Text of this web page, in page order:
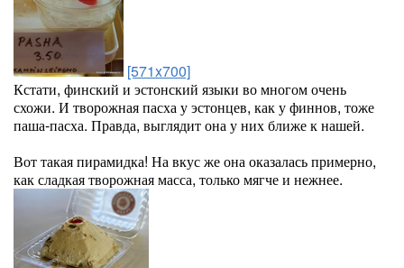
[571x700]
Кстати, финский и эстонский языки во многом очень
схожи. И творожная пасха у эстонцев, как у финнов, тоже
паша-пасха. Правда, выглядит она у них ближе к нашей.
Вот такая пирамидка! На вкус же она оказалась примерно,
как сладкая творожная масса, только мягче и нежнее.